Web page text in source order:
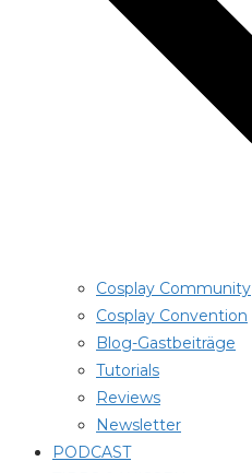
Cosplay Community
Cosplay Convention
Blog-Gastbeiträge
Tutorials
Reviews
Newsletter
PODCAST